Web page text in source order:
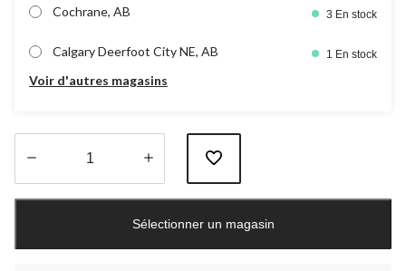
Cochrane, AB 3 En stock
Calgary Deerfoot City NE, AB 1 En stock
Voir d'autres magasins
jour
Sélectionner un magasin